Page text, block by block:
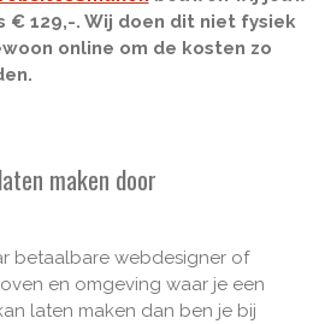
129,-. Wij doen dit niet fysiek
online om de kosten zo
maken door
betaalbare webdesigner of
en omgeving waar je een
laten maken dan ben je bij